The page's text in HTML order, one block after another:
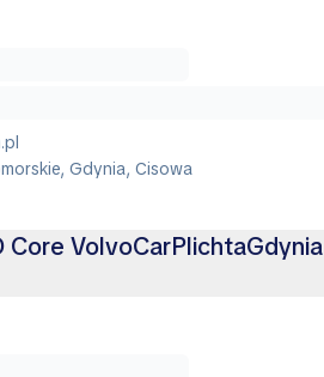
Gdynia, Cisowa
Core VolvoCarPlichtaGdynia